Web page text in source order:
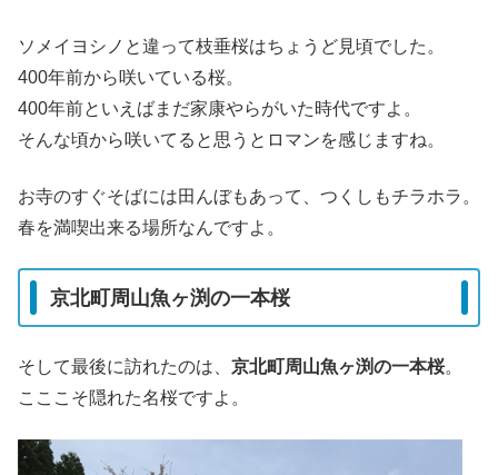
ソメイヨシノと違って枝垂桜はちょうど見頃でした。
400年前から咲いている桜。
400年前といえばまだ家康やらがいた時代ですよ。
そんな頃から咲いてると思うとロマンを感じますね。
お寺のすぐそばには田んぼもあって、つくしもチラホラ。
春を満喫出来る場所なんですよ。
京北町周山魚ヶ渕の一本桜
そして最後に訪れたのは、 京北町周山魚ヶ渕の一本桜。
こここそ隠れた名桜ですよ。